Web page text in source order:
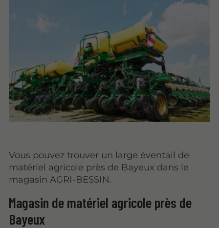
Vous pouvez trouver un large éventail de
matériel agricole près de Bayeux dans le
magasin AGRI-BESSIN.
Magasin de matériel agricole près de
Bayeux